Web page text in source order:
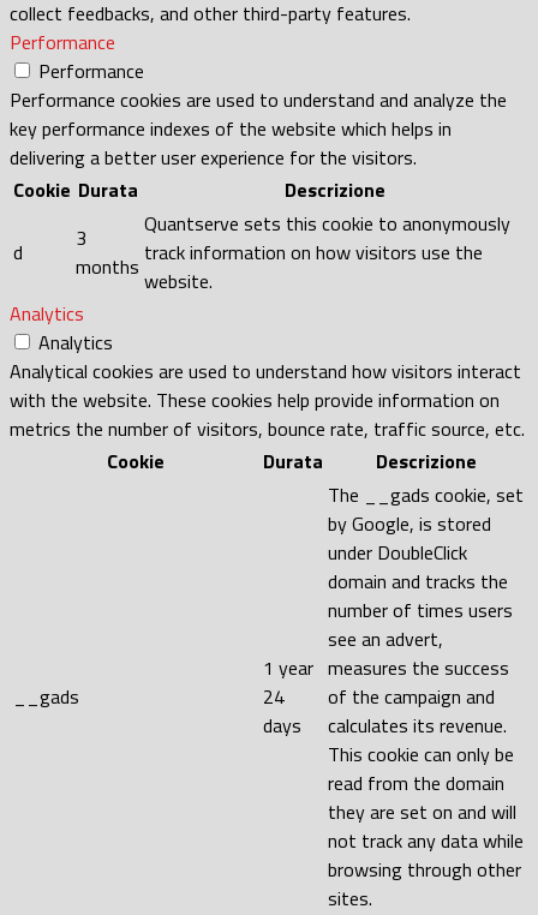
collect feedbacks, and other third-party features.
Performance
Performance
Performance cookies are used to understand and analyze the
key performance indexes of the website which helps in
delivering a better user experience for the visitors.
Cookie Durata Descrizione
d
3
months
Quantserve sets this cookie to anonymously
track information on how visitors use the
website.
Analytics
Analytics
Analytical cookies are used to understand how visitors interact
with the website. These cookies help provide information on
metrics the number of visitors, bounce rate, traffic source, etc.
Cookie
Durata Descrizione
__gads
1 year
24
days
The __gads cookie, set
by Google, is stored
under DoubleClick
domain and tracks the
number of times users
see an advert,
measures the success
of the campaign and
calculates its revenue.
This cookie can only be
read from the domain
they are set on and will
not track any data while
browsing through other
sites.